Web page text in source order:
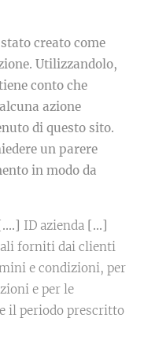
creato come
Utilizzandolo,
conto che
azione
di questo sito.
un parere
in modo da
ID azienda […]
forniti dai clienti
e condizioni, per
e per le
il periodo prescritto